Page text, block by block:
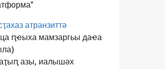
атранзиттә
ԥҽыха мамзаргьы даҽа
азы, иалышәх